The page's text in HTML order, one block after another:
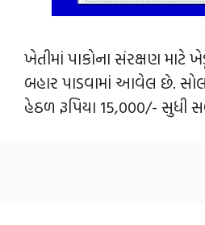
ખેતીમાં પાકોના સંરક્ષણ માટે
બહાર પાડવામાં આવેલ છે.
હેઠળ રૂપિયા 15,000/- સુધી